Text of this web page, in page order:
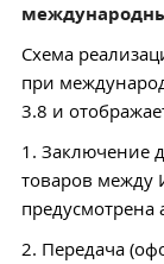
Схема
при
3.8 и
1. Заключение
товаров между
предусмотрена
2. Передача